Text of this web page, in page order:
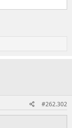
#262.302